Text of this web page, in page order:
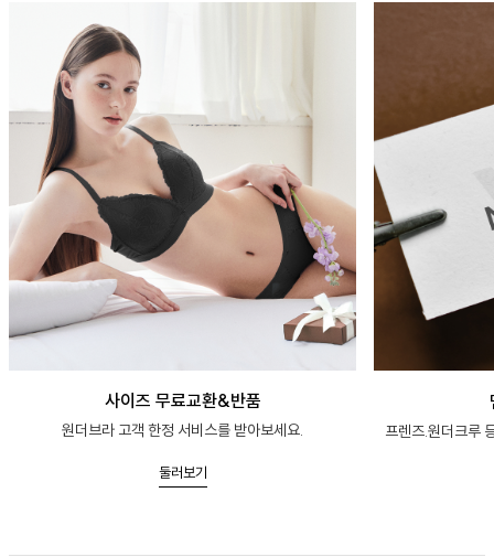
사이즈 무료교환&반품
원더브라 고객 한정 서비스를 받아보세요.
둘러보기
프렌즈.원더크루